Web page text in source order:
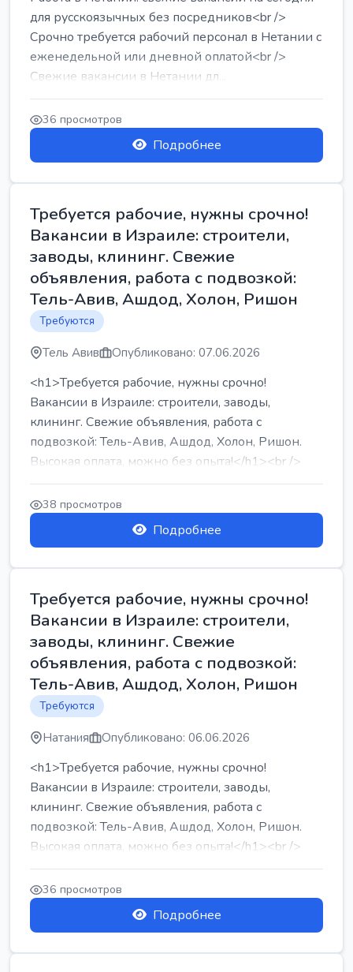
для русскоязычных без посредников<br />
Срочно требуется рабочий персонал в Нетании с
еженедельной или дневной оплатой<br />
Свежие вакансии в Нетании дл...
36 просмотров
Подробнее
Требуется рабочие, нужны срочно!
Вакансии в Израиле: строители,
заводы, клининг. Свежие
объявления, работа с подвозкой:
Тель-Авив, Ашдод, Холон, Ришон
Требуются
Тель Авив Опубликовано: 07.06.2026
<h1>Требуется рабочие, нужны срочно!
Вакансии в Израиле: строители, заводы,
клининг. Свежие объявления, работа с
подвозкой: Тель-Авив, Ашдод, Холон, Ришон.
Высокая оплата, можно без опыта!</h1><br />
...
38 просмотров
Подробнее
Требуется рабочие, нужны срочно!
Вакансии в Израиле: строители,
заводы, клининг. Свежие
объявления, работа с подвозкой:
Тель-Авив, Ашдод, Холон, Ришон
Требуются
Натания Опубликовано: 06.06.2026
<h1>Требуется рабочие, нужны срочно!
Вакансии в Израиле: строители, заводы,
клининг. Свежие объявления, работа с
подвозкой: Тель-Авив, Ашдод, Холон, Ришон.
Высокая оплата, можно без опыта!</h1><br />
...
36 просмотров
Подробнее